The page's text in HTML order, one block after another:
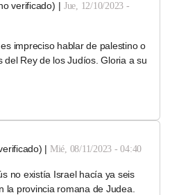
verificado)
Jue, 12/10/2023 -
impreciso hablar de palestino o
del Rey de los Judíos. Gloria a su
Mié, 08/11/2023 - 04:40
no existía Israel hacía ya seis
la provincia romana de Judea.